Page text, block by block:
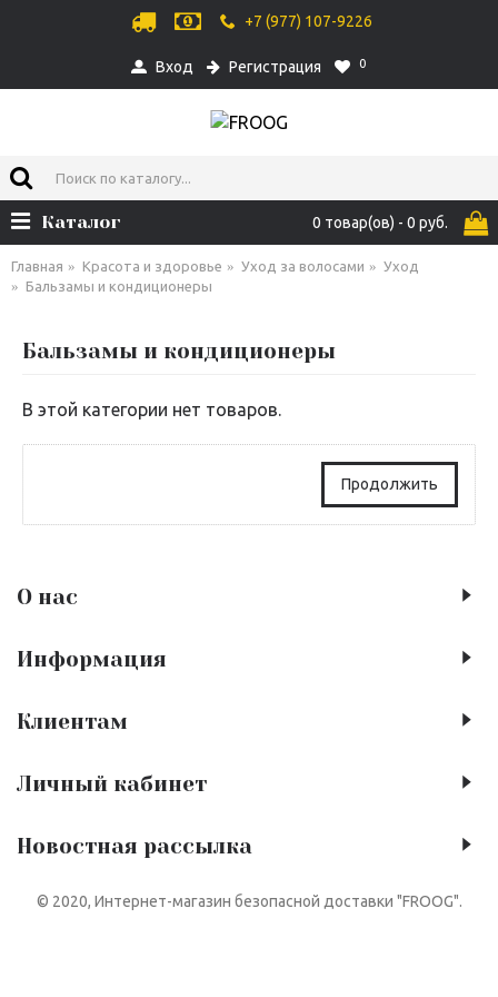
+7 (977) 107-9226
Вход Регистрация 0
0 товар(ов) - 0 руб.
Каталог
Главная Красота и здоровье Уход за волосами
Уход
Бальзамы и кондиционеры
Бальзамы и кондиционеры
В этой категории нет товаров.
Продолжить
О нас
Информация
Клиентам
Личный кабинет
Новостная рассылка
© 2020, Интернет-магазин безопасной доставки "FROOG".